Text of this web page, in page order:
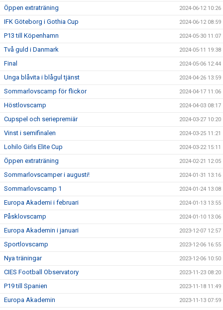
Öppen extraträning 2024-06-12 10:26
IFK Göteborg i Gothia Cup 2024-06-12 08:59
P13 till Köpenhamn 2024-05-30 11:07
Två guld i Danmark 2024-05-11 19:38
Final 2024-05-06 12:44
Unga blåvita i blågul tjänst 2024-04-26 13:59
Sommarlovscamp för flickor 2024-04-17 11:06
Höstlovscamp 2024-04-03 08:17
Cupspel och seriepremiär 2024-03-27 10:20
Vinst i semifinalen 2024-03-25 11:21
Lohilo Girls Elite Cup 2024-03-22 15:11
Öppen extraträning 2024-02-21 12:05
Sommarlovscamper i augusti! 2024-01-31 13:16
Sommarlovscamp 1 2024-01-24 13:08
Europa Akademi i februari 2024-01-13 13:55
Påsklovscamp 2024-01-10 13:06
Europa Akademin i januari 2023-12-07 12:57
Sportlovscamp 2023-12-06 16:55
Nya träningar 2023-12-06 10:50
CIES Football Observatory 2023-11-23 08:20
P19 till Spanien 2023-11-18 11:49
Europa Akademin 2023-11-13 07:59